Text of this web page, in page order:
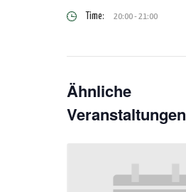
Time: 20:00 - 21:00
Ähnliche
Veranstaltungen